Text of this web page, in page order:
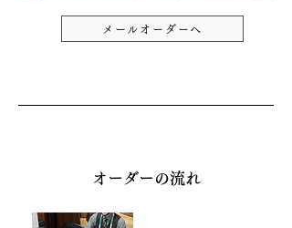
メールオーダーへ
オーダーの流れ